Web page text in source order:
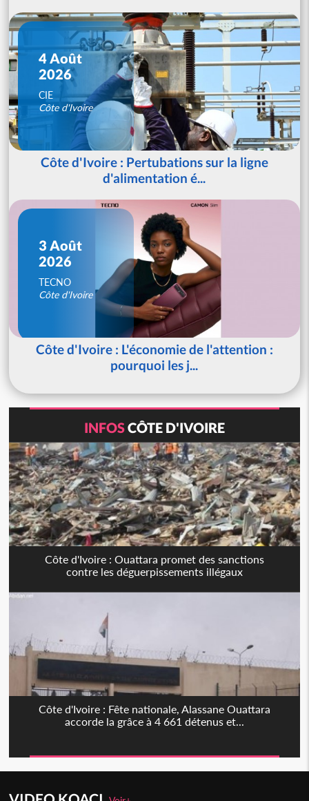
4 Août
2026
CIE
Côte d'Ivoire
Côte d'Ivoire : Pertubations sur la ligne
d'alimentation é...
3 Août
2026
TECNO
Côte d'Ivoire
Côte d'Ivoire : L'économie de l'attention :
pourquoi les j...
INFOSCÔTE D'IVOIRE
Côte d'Ivoire : Ouattara promet des sanctions
contre les déguerpissements illégaux
Côte d'Ivoire : Fête nationale, Alassane Ouattara
accorde la grâce à 4 661 détenus et...